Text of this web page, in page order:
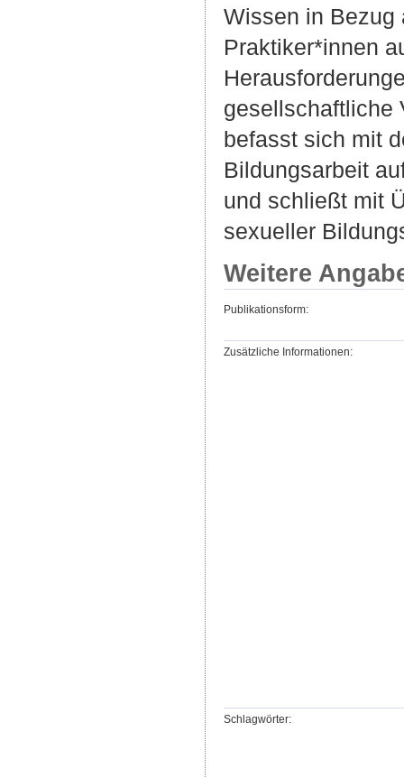
Wissen in Bezug
Praktiker*innen
gesellschaftliche
befasst sich mit
Bildungsarbeit
und schließt mit
sexueller
Weitere
Publikationsform:
Zusätzliche Informationen:
Schlagwörter: